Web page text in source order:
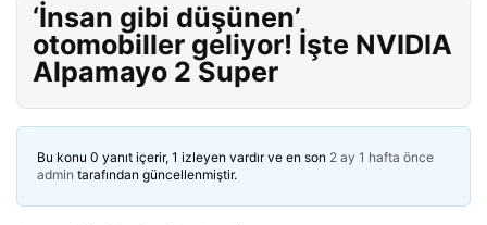
‘İnsan gibi düşünen’
otomobiller geliyor! İşte NVIDIA
Alpamayo 2 Super
Bu konu 0 yanıt içerir, 1 izleyen vardır ve en son 2 ay 1 hafta önce
admin tarafından güncellenmiştir.